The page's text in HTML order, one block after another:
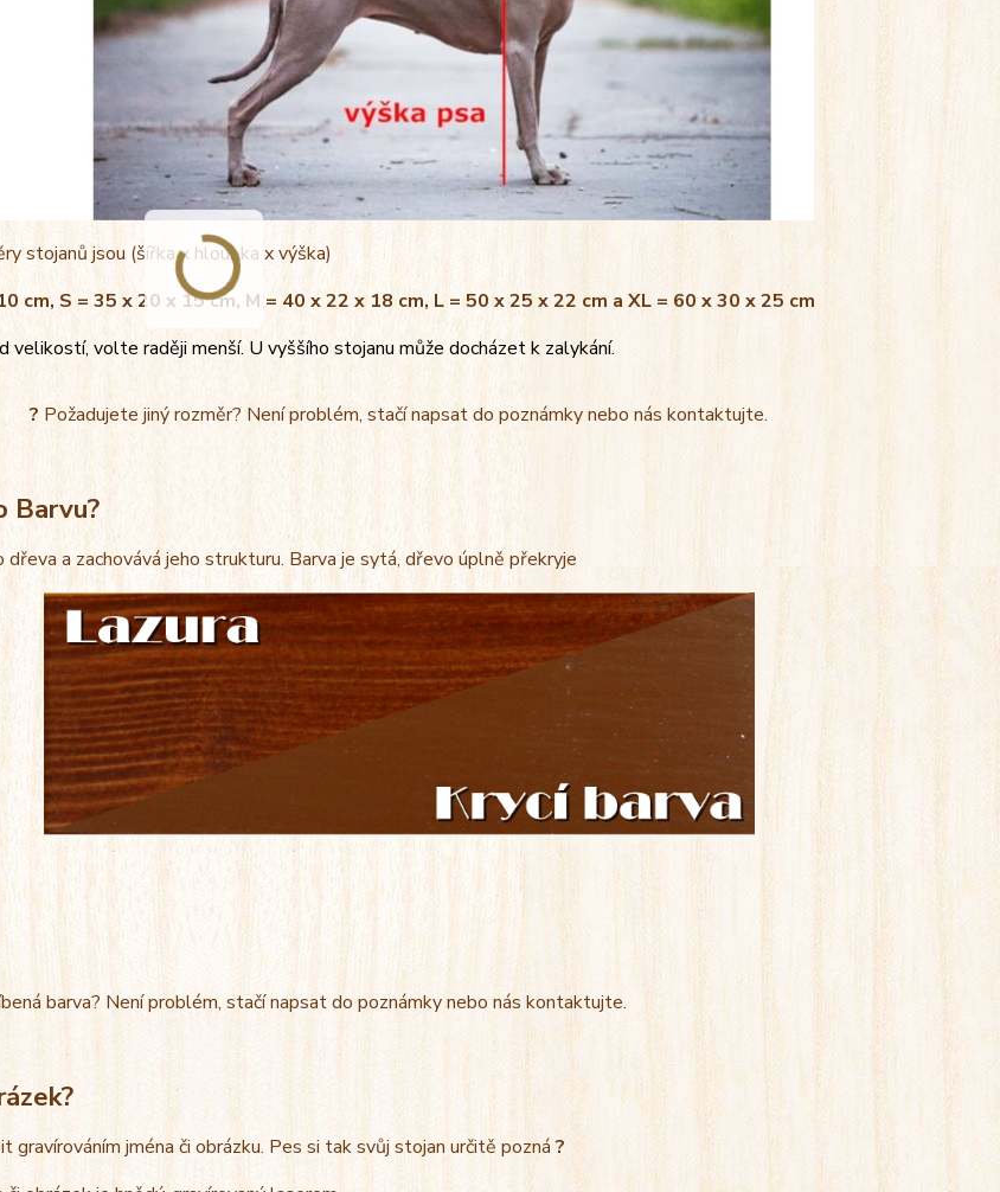
stojanů jsou (šířka x hloubka x výška)
cm, S = 35 x 20 x 15 cm, M = 40 x 22 x 18 cm, L = 50 x 25 x 22 cm a XL = 60 x 30 x 25 cm
velikostí, volte raději menší. U vyššího stojanu může docházet k zalykání.
? Požadujete jiný rozměr? Není problém, stačí napsat do poznámky nebo nás kontaktujte.
Barvu?
dřeva a zachovává jeho strukturu. Barva je sytá, dřevo úplně překryje
barva? Není problém, stačí napsat do poznámky nebo nás kontaktujte.
gravírováním jména či obrázku. Pes si tak svůj stojan určitě pozná?